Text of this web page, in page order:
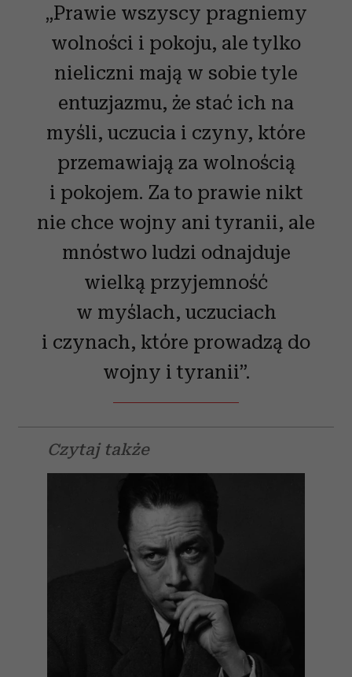
„Prawie wszyscy pragniemy
wolności i pokoju, ale tylko
nieliczni mają w sobie tyle
entuzjazmu, że stać ich na
myśli, uczucia i czyny, które
przemawiają za wolnością
i pokojem. Za to prawie nikt
nie chce wojny ani tyranii, ale
mnóstwo ludzi odnajduje
wielką przyjemność
w myślach, uczuciach
i czynach, które prowadzą do
wojny i tyranii”.
Czytaj także